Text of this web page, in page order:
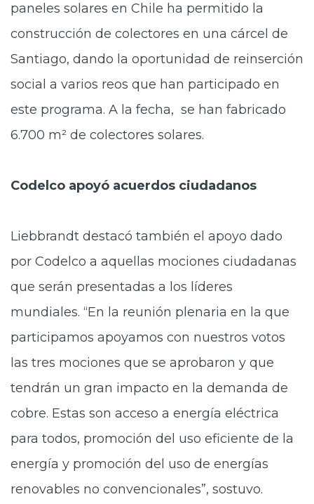
paneles solares en Chile ha permitido la
construcción de colectores en una cárcel de
Santiago, dando la oportunidad de reinserción
social a varios reos que han participado en
este programa. A la fecha, se han fabricado
6.700 m² de colectores solares.
Codelco apoyó acuerdos ciudadanos
Liebbrandt destacó también el apoyo dado
por Codelco a aquellas mociones ciudadanas
que serán presentadas a los líderes
mundiales. “En la reunión plenaria en la que
participamos apoyamos con nuestros votos
las tres mociones que se aprobaron y que
tendrán un gran impacto en la demanda de
cobre. Estas son acceso a energía eléctrica
para todos, promoción del uso eficiente de la
energía y promoción del uso de energías
renovables no convencionales”, sostuvo.